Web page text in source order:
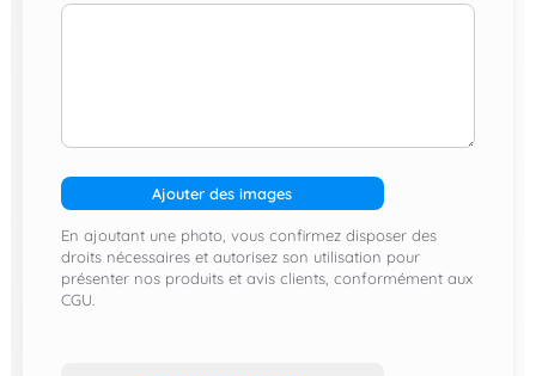
Ajouter des images
En ajoutant une photo, vous confirmez disposer des
droits nécessaires et autorisez son utilisation pour
présenter nos produits et avis clients, conformément aux
CGU.